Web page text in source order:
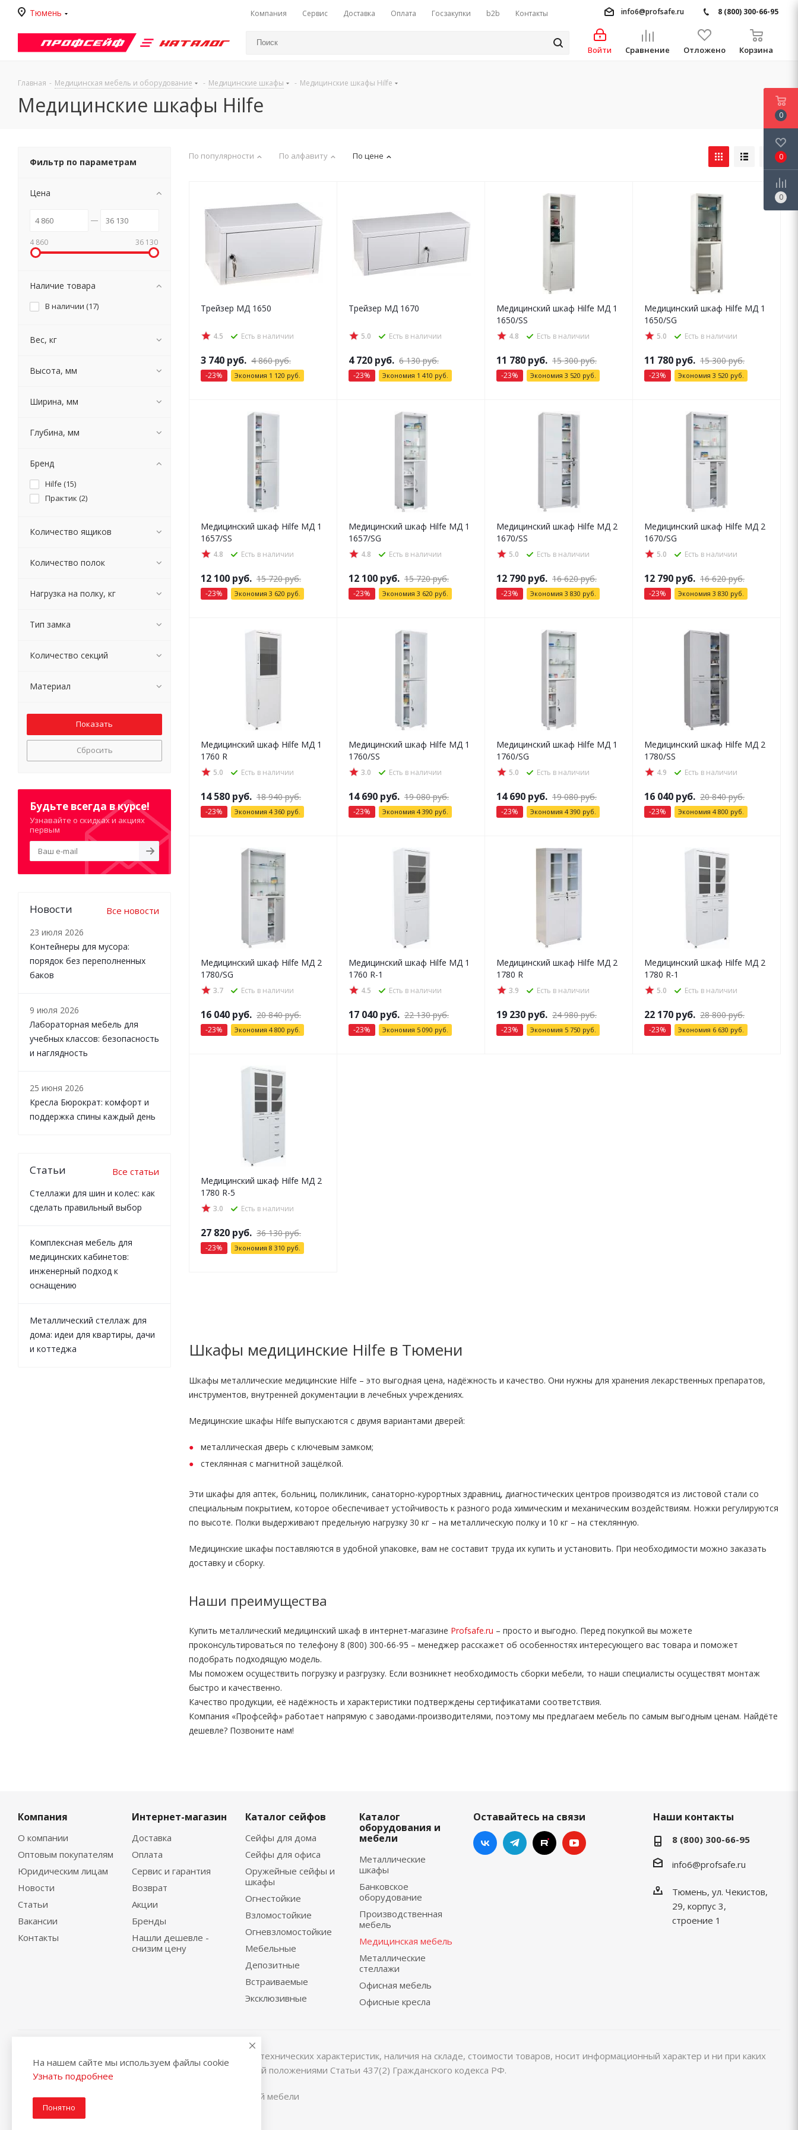
Тюмень Компания Сервис Доставка Оплата Госзакупки b2b Контакты info6@profsafe.ru 8 (800) 300-66-95
Каталог
Войти Сравнение Отложено Корзина
Главная - Медицинская мебель и оборудование - Медицинские шкафы - Медицинские шкафы Hilfe
Медицинские шкафы Hilfe
По популярности По алфавиту По цене
Трейзер МД 1650
4.5 Есть в наличии
3 740 руб. 4 860руб.
-23% Экономия 1 120 руб.
Трейзер МД 1670
5.0 Есть в наличии
4 720 руб. 6 130руб.
-23% Экономия 1 410 руб.
Медицинский шкаф Hilfe МД 1
1650/SS
4.8 Есть в наличии
11 780 руб. 15 300руб.
-23% Экономия 3 520 руб.
Медицинский шкаф Hilfe МД 1
1650/SG
5.0 Есть в наличии
11 780 руб. 15 300руб.
-23% Экономия 3 520 руб.
Медицинский шкаф Hilfe МД 1
1657/SS
4.8 Есть в наличии
12 100 руб. 15 720руб.
-23% Экономия 3 620 руб.
Медицинский шкаф Hilfe МД 1
1657/SG
4.8 Есть в наличии
12 100 руб. 15 720руб.
-23% Экономия 3 620 руб.
Медицинский шкаф Hilfe МД 2
1670/SS
5.0 Есть в наличии
12 790 руб. 16 620руб.
-23% Экономия 3 830 руб.
Медицинский шкаф Hilfe МД 2
1670/SG
5.0 Есть в наличии
12 790 руб. 16 620руб.
-23% Экономия 3 830 руб.
Медицинский шкаф Hilfe МД 1
1760 R
5.0 Есть в наличии
14 580 руб. 18 940руб.
-23% Экономия 4 360 руб.
Медицинский шкаф Hilfe МД 1
1760/SS
3.0 Есть в наличии
14 690 руб. 19 080руб.
-23% Экономия 4 390 руб.
Медицинский шкаф Hilfe МД 1
1760/SG
5.0 Есть в наличии
14 690 руб. 19 080руб.
-23% Экономия 4 390 руб.
Медицинский шкаф Hilfe МД 2
1780/SS
4.9 Есть в наличии
16 040 руб. 20 840руб.
-23% Экономия 4 800 руб.
Медицинский шкаф Hilfe МД 2
1780/SG
3.7 Есть в наличии
16 040 руб. 20 840руб.
-23% Экономия 4 800 руб.
Медицинский шкаф Hilfe МД 1
1760 R-1
4.5 Есть в наличии
17 040 руб. 22 130руб.
-23% Экономия 5 090 руб.
Медицинский шкаф Hilfe МД 2
1780 R
3.9 Есть в наличии
19 230 руб. 24 980руб.
-23% Экономия 5 750 руб.
Медицинский шкаф Hilfe МД 2
1780 R-1
5.0 Есть в наличии
22 170 руб. 28 800руб.
-23% Экономия 6 630 руб.
Медицинский шкаф Hilfe МД 2
1780 R-5
3.0 Есть в наличии
27 820 руб. 36 130руб.
-23% Экономия 8 310 руб.
Шкафы медицинские Hilfe в Тюмени
Шкафы металлические медицинские Hilfe – это выгодная цена, надёжность и качество. Они нужны для хранения лекарственных препаратов,
инструментов, внутренней документации в лечебных учреждениях.
Медицинские шкафы Hilfe выпускаются с двумя вариантами дверей:
металлическая дверь с ключевым замком;
стеклянная с магнитной защёлкой.
Эти шкафы для аптек, больниц, поликлиник, санаторно-курортных здравниц, диагностических центров производятся из листовой стали со
специальным покрытием, которое обеспечивает устойчивость к разного рода химическим и механическим воздействиям. Ножки регулируются
по высоте. Полки выдерживают предельную нагрузку 30 кг – на металлическую полку и 10 кг – на стеклянную.
Медицинские шкафы поставляются в удобной упаковке, вам не составит труда их купить и установить. При необходимости можно заказать
доставку и сборку.
Наши преимущества
Купить металлический медицинский шкаф в интернет-магазине Profsafe.ru – просто и выгодно. Перед покупкой вы можете
проконсультироваться по телефону 8 (800) 300-66-95 – менеджер расскажет об особенностях интересующего вас товара и поможет
подобрать подходящую модель.
Мы поможем осуществить погрузку и разгрузку. Если возникнет необходимость сборки мебели, то наши специалисты осуществят монтаж
быстро и качественно.
Качество продукции, её надёжность и характеристики подтверждены сертификатами соответствия.
Компания «Профсейф» работает напрямую с заводами-производителями, поэтому мы предлагаем мебель по самым выгодным ценам. Найдёте
дешевле? Позвоните нам!
Фильтр по параметрам
Цена
4 860 36 130
Наличие товара
В наличии (17)
Вес, кг
Высота, мм
Ширина, мм
Глубина, мм
Бренд
Hilfe (15)
Практик (2)
Количество ящиков
Количество полок
Нагрузка на полку, кг
Тип замка
Количество секций
Материал
Сбросить
Будьте всегда в курсе!
Узнавайте о скидках и акциях
первым
Новости Все новости
23 июля 2026
Контейнеры для мусора:
порядок без переполненных
баков
9 июля 2026
Лабораторная мебель для
учебных классов: безопасность
и наглядность
25 июня 2026
Кресла Бюрократ: комфорт и
поддержка спины каждый день
Статьи Все статьи
Стеллажи для шин и колес: как
сделать правильный выбор
Комплексная мебель для
медицинских кабинетов:
инженерный подход к
оснащению
Металлический стеллаж для
дома: идеи для квартиры, дачи
и коттеджа
Компания
О компании
Оптовым покупателям
Юридическим лицам
Новости
Статьи
Вакансии
Контакты
Интернет-магазин
Доставка
Оплата
Сервис и гарантия
Возврат
Акции
Бренды
Нашли дешевле -
снизим цену
Каталог сейфов
Сейфы для дома
Сейфы для офиса
Оружейные сейфы и
шкафы
Огнестойкие
Взломостойкие
Огневзломостойкие
Мебельные
Депозитные
Встраиваемые
Эксклюзивные
Каталог
оборудования и
мебели
Металлические
шкафы
Банковское
оборудование
Производственная
мебель
Медицинская мебель
Металлические
стеллажи
Офисная мебель
Офисные кресла
Оставайтесь на связи Наши контакты
8 (800) 300-66-95
info6@profsafe.ru
Тюмень, ул. Чекистов,
29, корпус 3,
строение 1
Вся представленная на сайте информация, касающаяся технических характеристик, наличия на складе, стоимости товаров, носит информационный характер и ни при каких
условиях не является публичной офертой, определяемой положениями Статьи 437(2) Гражданского кодекса РФ.
2014-2026 © Интернет магазин сейфов и металлической мебели
0
0
0
На нашем сайте мы используем файлы cookie
Узнать подробнее
Понятно